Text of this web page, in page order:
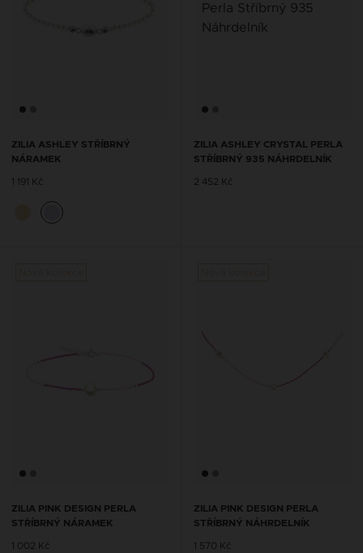
ZILIA ASHLEY STŘÍBRNÝ
NÁRAMEK
1 191 Kč
ZILIA ASHLEY CRYSTAL PERLA
STŘÍBRNÝ 935 NÁHRDELNÍK
2 452 Kč
ZILIA PINK DESIGN PERLA
STŘÍBRNÝ NÁRAMEK
1 002 Kč
ZILIA PINK DESIGN PERLA
STŘÍBRNÝ NÁHRDELNÍK
1 570 Kč